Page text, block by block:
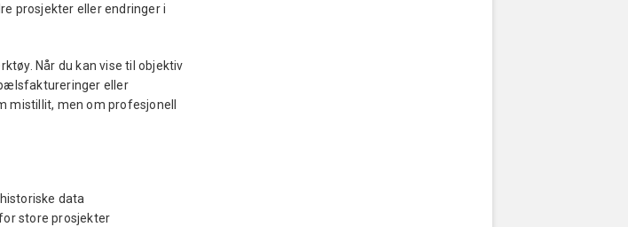
prosjekter eller endringer i
Når du kan vise til objektiv
eller
mistillit, men om profesjonell
data
store prosjekter